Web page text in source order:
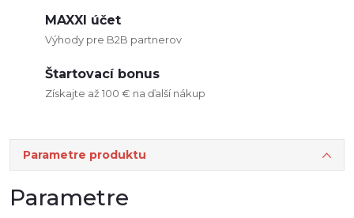
MAXXI účet
Výhody pre B2B partnerov
Štartovací bonus
Získajte až 100 € na ďalší nákup
Parametre produktu
Parametre